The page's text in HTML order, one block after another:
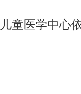
童医学中心